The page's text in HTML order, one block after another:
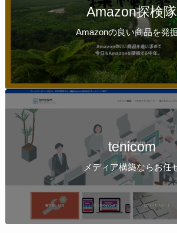
Amazon探検隊
Amazonの良い商品を発
tenicom
メディア構築ならお任